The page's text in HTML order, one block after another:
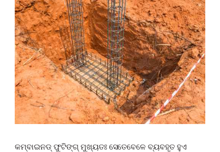
କମ୍ବାଇନଡ୍ ଫୁଟିଙ୍ଗ୍ ମୁଖ୍ୟତଃ ସେତେବେଳେ ବ୍ୟବହୃତ ହୁଏ